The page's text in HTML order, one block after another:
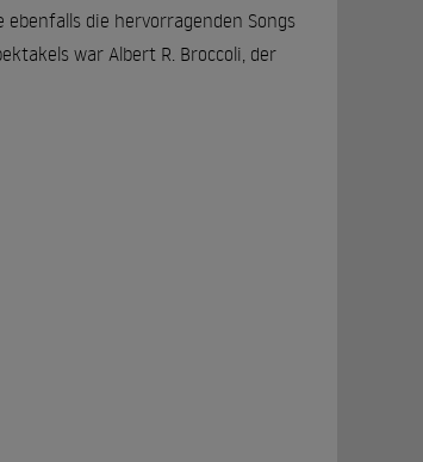
die hervorragenden Songs
war Albert R. Broccoli, der